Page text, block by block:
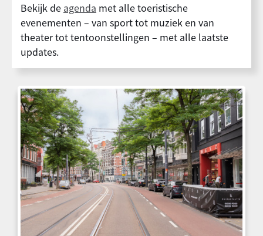
Bekijk de agenda met alle toeristische
evenementen – van sport tot muziek en van
theater tot tentoonstellingen – met alle laatste
updates.